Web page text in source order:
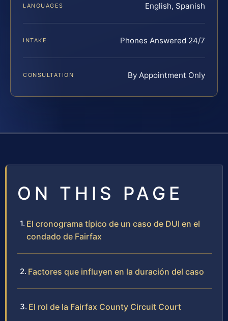
LANGUAGES English, Spanish
INTAKE Phones Answered 24/7
CONSULTATION By Appointment Only
ON THIS PAGE
El cronograma típico de un caso de DUI en el
condado de Fairfax
Factores que influyen en la duración del caso
El rol de la Fairfax County Circuit Court